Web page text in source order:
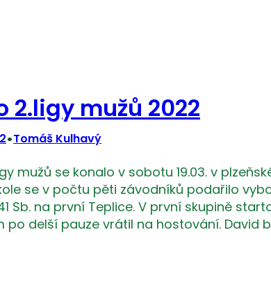
2.ligy mužů 2022
•Tomáš Kulhavý
mužů se konalo v sobotu 19.03. v
se v počtu pěti závodníků podařilo
Sb. na první Teplice. V první skupině
po delší pauze vrátil na hostování. David